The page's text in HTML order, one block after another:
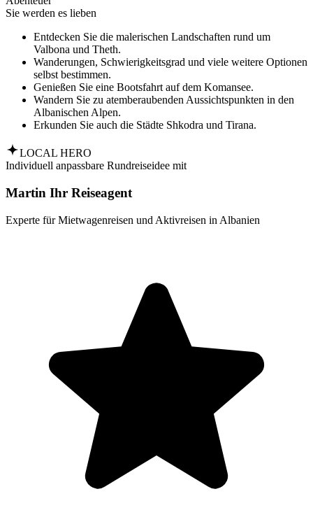
Sie werden es lieben
Entdecken Sie die malerischen Landschaften rund um
Valbona und Theth.
Wanderungen, Schwierigkeitsgrad und viele weitere Optionen
selbst bestimmen.
Genießen Sie eine Bootsfahrt auf dem Komansee.
Wandern Sie zu atemberaubenden Aussichtspunkten in den
Albanischen Alpen.
Erkunden Sie auch die Städte Shkodra und Tirana.
LOCAL HERO
Individuell anpassbare Rundreiseidee mit
Martin Ihr Reiseagent
Experte für Mietwagenreisen und Aktivreisen in Albanien